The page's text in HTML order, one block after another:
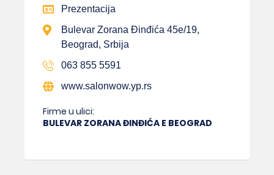
Prezentacija
Bulevar Zorana Đinđića 45e/19,
Beograd, Srbija
063 855 5591
www.salonwow.yp.rs
Firme u ulici:
BULEVAR ZORANA ĐINĐIĆA E BEOGRAD